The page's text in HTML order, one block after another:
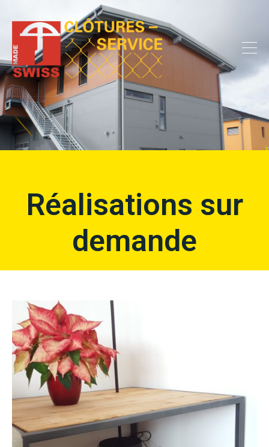
Réalisations sur
demande